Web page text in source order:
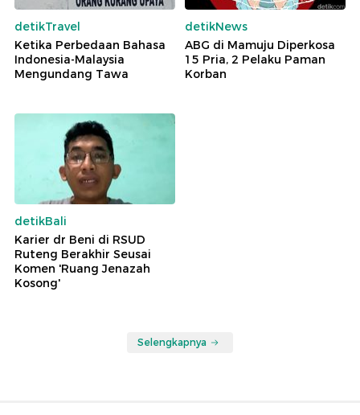
detikTravel
Ketika Perbedaan Bahasa
Indonesia-Malaysia
Mengundang Tawa
detikNews
ABG di Mamuju Diperkosa
15 Pria, 2 Pelaku Paman
Korban
detikBali
Karier dr Beni di RSUD
Ruteng Berakhir Seusai
Komen 'Ruang Jenazah
Kosong'
Selengkapnya